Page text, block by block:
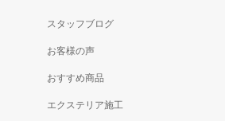
スタッフブログ
お客様の声
おすすめ商品
エクステリア施工